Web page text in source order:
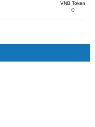
VNB Token
0